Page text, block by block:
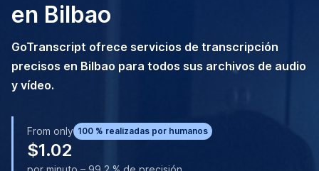
en Bilbao
GoTranscript ofrece servicios de transcripción
precisos en Bilbao para todos sus archivos de audio
y vídeo.
From only 100 % realizadas por humanos
$1.02